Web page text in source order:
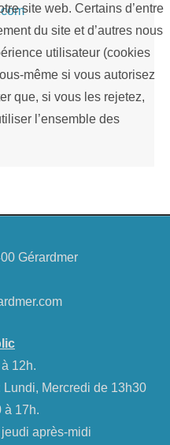
Gérardmer
12h.
Mercredi de 13h30
à 17h.
après-midi
site web. Certains d’entre
du site et d’autres nous
utilisateur (cookies
même si vous autorisez
que, si vous les rejetez,
l’ensemble des